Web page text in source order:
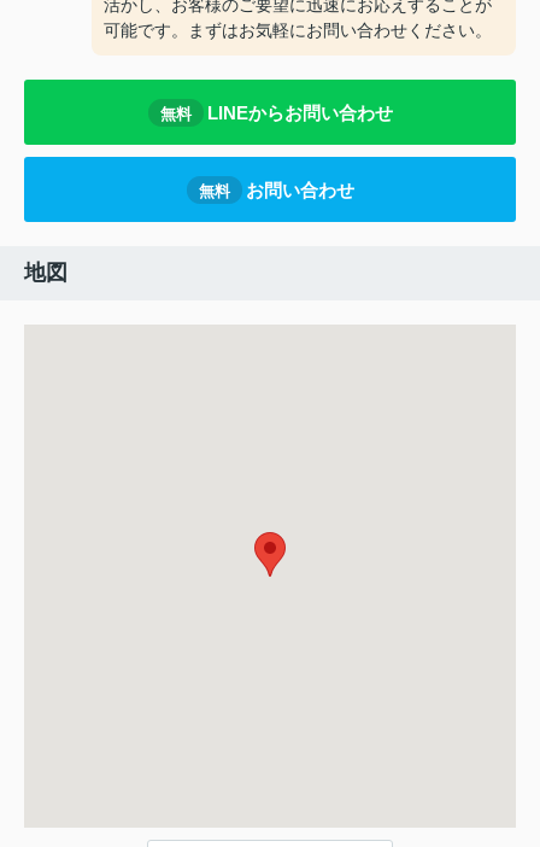
活かし、お客様のご要望に迅速にお応えすることが
可能です。まずはお気軽にお問い合わせください。
無料 LINEからお問い合わせ
無料 お問い合わせ
地図